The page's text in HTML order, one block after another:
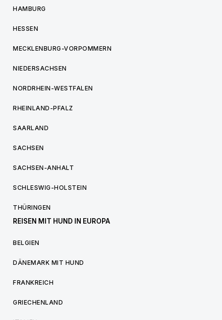
HAMBURG
HESSEN
MECKLENBURG-VORPOMMERN
NIEDERSACHSEN
NORDRHEIN-WESTFALEN
RHEINLAND-PFALZ
SAARLAND
SACHSEN
SACHSEN-ANHALT
SCHLESWIG-HOLSTEIN
THÜRINGEN
REISEN MIT HUND IN EUROPA
BELGIEN
DÄNEMARK MIT HUND
FRANKREICH
GRIECHENLAND